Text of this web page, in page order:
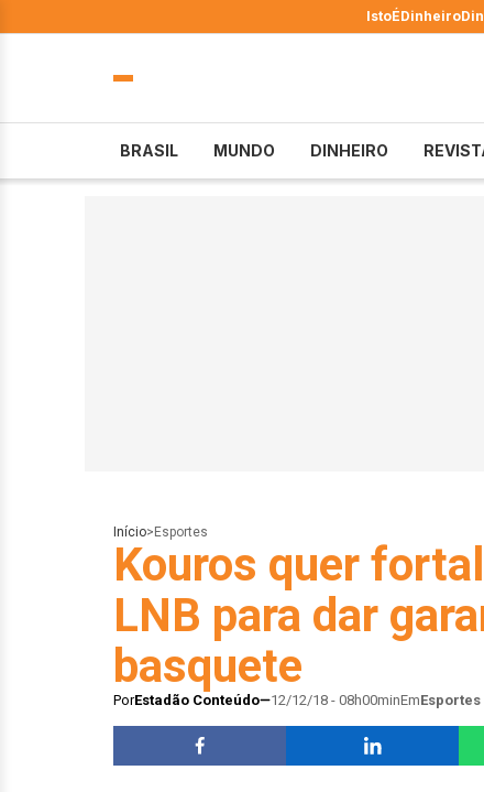
IstoÉDinheiro
BRASIL MUNDO DINHEIRO
Início> Esportes
Kouros quer
LNB para dar
basquete
PorEstadão Conteúdo 12/12/18 - 08h00minEmEsportes